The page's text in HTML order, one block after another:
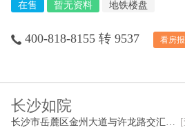
在售
暂无资料 地铁楼盘
400-818-8155 转 9537 看房
长沙如院
长沙市岳麓区金州大道与许龙路交汇处西南角